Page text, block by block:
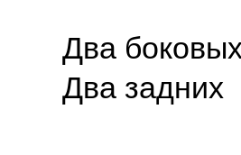
Два
Два задних